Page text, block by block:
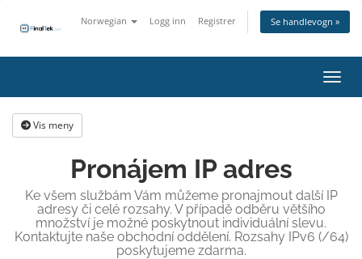
Norwegian Logg inn Registrer Se handlevogn »
Bytt
Vis meny
Pronájem IP adres
Ke všem službám Vám můžeme pronajmout další IP
adresy či celé rozsahy. V případě odběru většího
množství je možné poskytnout individuální slevu.
Kontaktujte naše obchodní oddělení. Rozsahy IPv6 (/64)
poskytujeme zdarma.